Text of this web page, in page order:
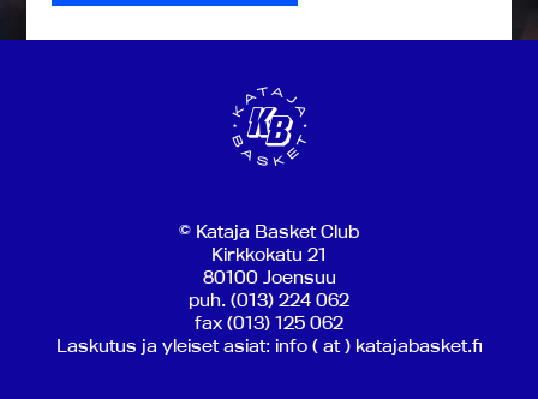
© Kataja Basket Club
Kirkkokatu 21
80100 Joensuu
puh. (013) 224 062
fax (013) 125 062
Laskutus ja yleiset asiat: info ( at ) katajabasket.fi